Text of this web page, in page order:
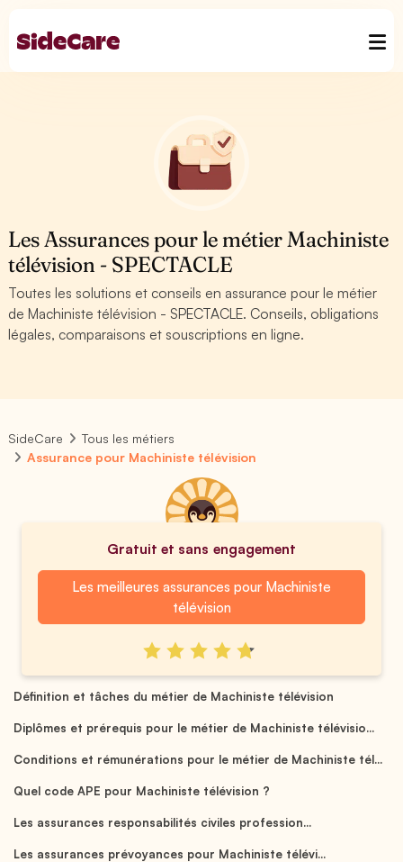
Les Assurances pour le métier Machiniste
télévision - SPECTACLE
Toutes les solutions et conseils en assurance pour le métier
de Machiniste télévision - SPECTACLE. Conseils, obligations
légales, comparaisons et souscriptions en ligne.
SideCare
Tous les métiers
Assurance pour Machiniste télévision
Gratuit et sans engagement
Les meilleures assurances pour Machiniste
télévision
Définition et tâches du métier de Machiniste télévision
Diplômes et prérequis pour le métier de Machiniste télévisio...
Conditions et rémunérations pour le métier de Machiniste tél...
Quel code APE pour Machiniste télévision ?
Les assurances responsabilités civiles profession...
Les assurances prévoyances pour Machiniste télévi...